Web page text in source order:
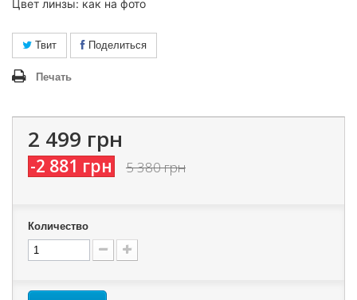
Цвет линзы: как на фото
Твит Поделиться
Печать
2 499 грн
-2 881 грн 5 380 грн
Количество